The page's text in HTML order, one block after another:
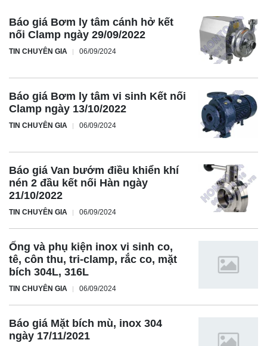
Báo giá Bơm ly tâm cánh hở kết
nối Clamp ngày 29/09/2022
TIN CHUYÊN GIA 06/09/2024
Báo giá Bơm ly tâm vi sinh Kết nối
Clamp ngày 13/10/2022
TIN CHUYÊN GIA 06/09/2024
Báo giá Van bướm điều khiển khí
nén 2 đầu kết nối Hàn ngày
21/10/2022
TIN CHUYÊN GIA 06/09/2024
Ống và phụ kiện inox vi sinh co,
tê, côn thu, tri-clamp, rắc co, mặt
bích 304L, 316L
TIN CHUYÊN GIA 06/09/2024
Báo giá Mặt bích mù, inox 304
ngày 17/11/2021